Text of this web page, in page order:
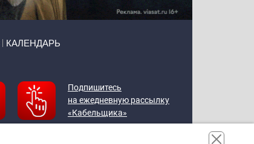
КАЛЕНДАРЬ
Подпишитесь
на ежедневную рассылку
«Кабельщика»